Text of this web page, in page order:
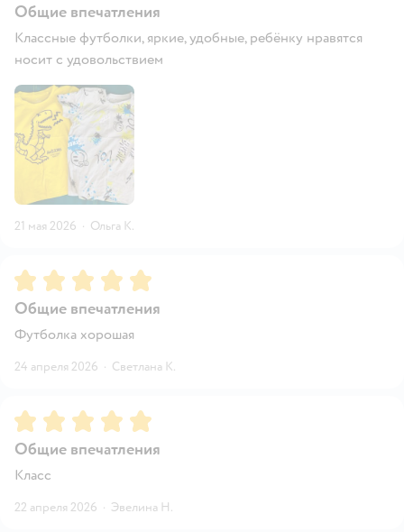
Общие впечатления
Классные футболки, яркие, удобные, ребёнку нравятся
носит с удовольствием
21 мая 2026 · Ольга К.
Рейтинг:5
Общие впечатления
Футболка хорошая
24 апреля 2026 · Светлана К.
Рейтинг:5
Общие впечатления
Класс
22 апреля 2026 · Эвелина Н.